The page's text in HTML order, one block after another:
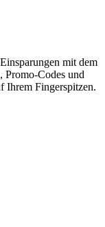
mit dem
Promo-Codes und
Ihrem Fingerspitzen.